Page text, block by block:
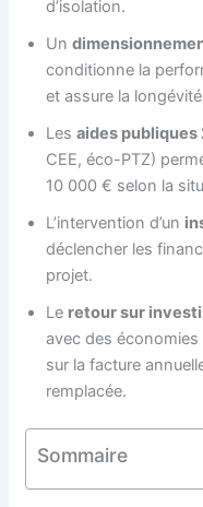
d’isolation.
Un
conditionne la
et assure la
Lesaides publiques
CEE, éco-PTZ)
10 000 € selon la
L’intervention d’un
déclencher les
projet.
Le retour sur
avec des économies
sur la facture
remplacée.
Sommaire